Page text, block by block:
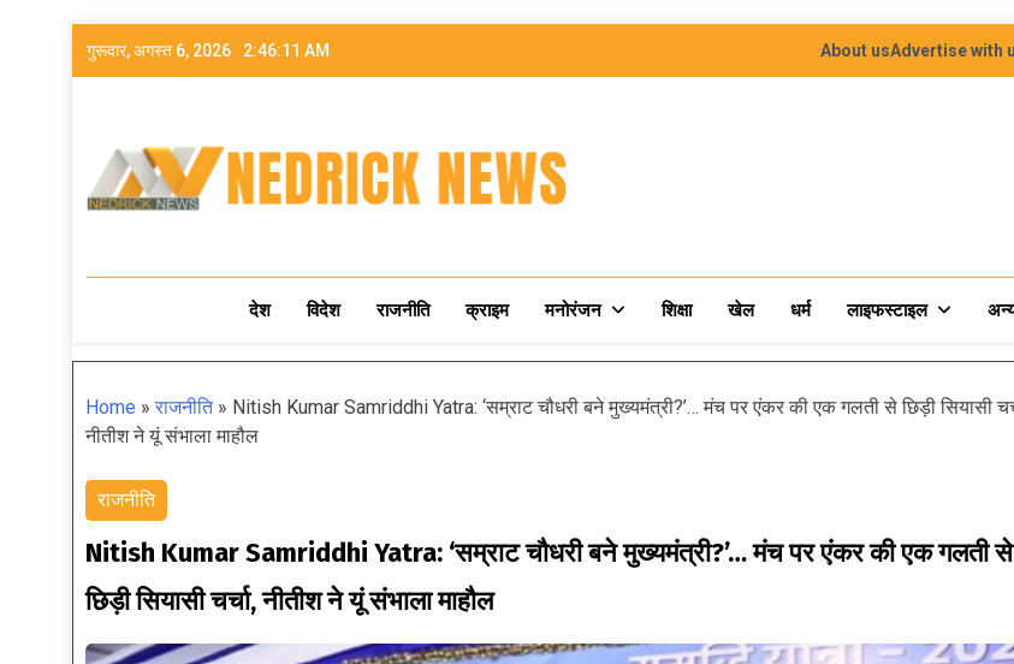
गुरूवार, अगस्त 6, 2026 2:46:13 AM About usAdvertise with
NEDRICK NEWS
देश विदेश राजनीति क्राइम मनोरंजन शिक्षा खेल धर्म लाइफस्टाइल
Home »राजनीति» Nitish Kumar Samriddhi Yatra: ‘सम्राट चौधरी बने मुख्यमंत्री?’… मंच पर एंकर की एक गलती से छिड़ी सियासी
नीतीश ने यूं संभाला माहौल
राजनीति
Nitish Kumar Samriddhi Yatra: ‘सम्राट चौधरी बने मुख्यमंत्री?’… मंच पर एंकर की एक गलती से
छिड़ी सियासी चर्चा, नीतीश ने यूं संभाला माहौल